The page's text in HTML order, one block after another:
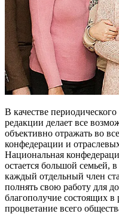
В качестве
редакции дела­ет все
объективно отражать во
конфедерации и
Национальная
оста­ется большой семьей,
каждый отдельный член
полнять свою работу для
благополучие состоя­щих
процветание всего